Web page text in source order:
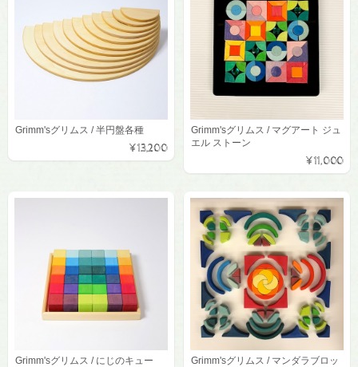
Grimm'sグリムス / 半円盤各種
¥13,200
Grimm'sグリムス / マグアート ジュ
エル ストーン
¥11,000
Grimm'sグリムス / にじのキュー
Grimm'sグリムス / マンダラブロッ